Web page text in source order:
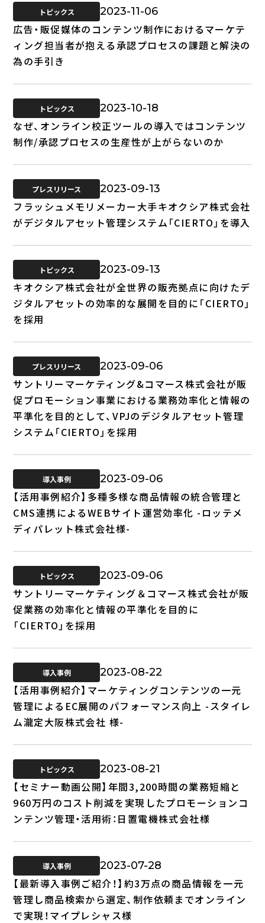
トピックス 2023-11-06
広告・販促媒体のコンテンツ制作におけるマーケテ
ィング担当者が抱える承認プロセスの課題と解決の
為の手引き
トピックス 2023-10-18
なぜ、オンライン校正ツールの導入ではコンテンツ
制作/承認プロセスの生産性が上がらないのか
プレスリリース 2023-09-13
フラッシュメモリメーカー大手キオクシア株式会社
がデジタルアセット管理システム「CIERTO」を導入
トピックス 2023-09-13
キオクシア株式会社が全世界の販売拠点に向けたデ
ジタルアセットの効率的な展開を目的に「CIERTO」
を採用
プレスリリース 2023-09-06
サントリーマーケティング&コマース株式会社が販
促プロモーション事業における業務効率化と情報の
平準化を目的として、VPJのデジタルアセット管理
システム「CIERTO」を採用
導入事例 2023-09-06
【活用事例紹介】多種多様な商品情報の統合管理と
CMS連携によるWEBサイト運営効率化 -ロッテメ
ディパレット株式会社様-
トピックス 2023-09-06
サントリーマーケティング＆コマース株式会社が販
促業務の効率化と情報の平準化を目的に
「CIERTO」を採用
導入事例 2023-08-22
【活用事例紹介】マーケティングコンテンツの一元
管理によるEC展開のパフォーマンス向上 -スタイレ
ム瀧定大阪株式会社 様-
トピックス 2023-08-21
【セミナー動画公開】年間3,200時間の業務短縮と
960万円のコスト削減を実現したプロモーションコ
ンテンツ管理・活用術：日置電機株式会社様
導入事例 2023-07-28
【最新導入事例ご紹介！】約3万点の商品情報を一元
管理し商品検索から選定、制作依頼までオンライン
で実現！マイプレシャス様